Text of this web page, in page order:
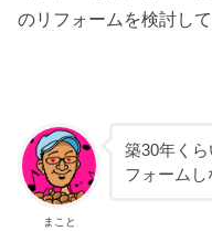
のリフォームを検討して
まこと
築30年く
フォーム